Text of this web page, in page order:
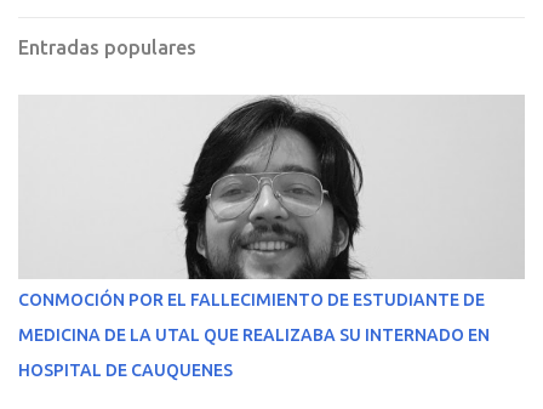
Entradas populares
CONMOCIÓN POR EL FALLECIMIENTO DE ESTUDIANTE DE
MEDICINA DE LA UTAL QUE REALIZABA SU INTERNADO EN
HOSPITAL DE CAUQUENES